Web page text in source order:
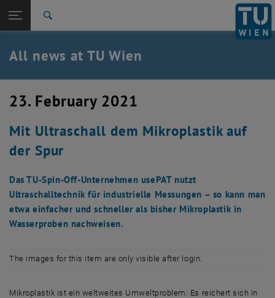
TU Login
Quicklinks
Toggle quicklinks menu
Studies
Career
Back: list subpages of parent page TU Wien Homepage
Back to:
TU Wien Homepage
Overview
All news at TU Wien
23. February 2021
Mit Ultraschall dem Mikroplastik auf
der Spur
Das TU-Spin-Off-Unternehmen usePAT nutzt
Ultraschalltechnik für industrielle Messungen – so kann man
etwa einfacher und schneller als bisher Mikroplastik in
Wasserproben nachweisen.
The images for this item are only visible after login.
Mikroplastik ist ein weltweites Umweltproblem: Es reichert sich in